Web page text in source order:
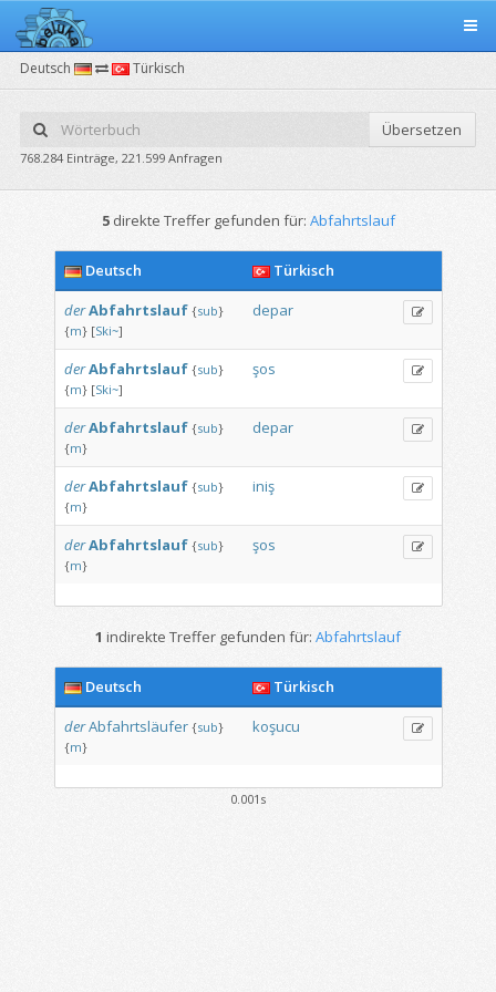
Deutsch Türkisch
Übersetzen
768.284 Einträge, 221.599 Anfragen
5 direkte Treffer gefunden für: Abfahrtslauf
Deutsch
Türkisch
derAbfahrtslauf {sub}
{m}[Ski~]
depar
derAbfahrtslauf {sub}
{m}[Ski~]
şos
derAbfahrtslauf {sub}
{m}
depar
derAbfahrtslauf {sub}
{m}
iniş
derAbfahrtslauf {sub}
{m}
şos
1 indirekte Treffer gefunden für: Abfahrtslauf
Deutsch
Türkisch
derAbfahrtsläufer {sub}
{m}
koşucu
0.001s